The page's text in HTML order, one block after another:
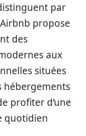
par
propose
des
aux
situées
hébergements
profiter d’une
quotidien